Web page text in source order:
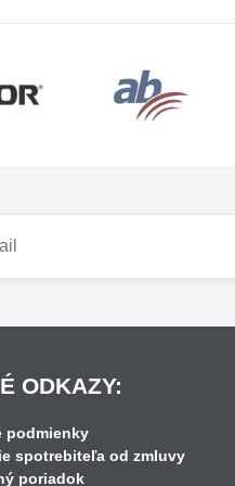
ODKAZY:
podmienky
spotrebiteľa od zmluvy
poriadok